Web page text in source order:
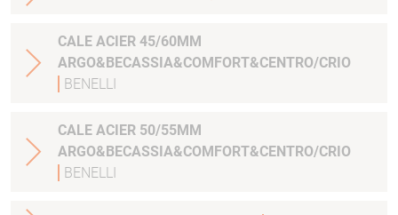
CALE ACIER 45/60MM
ARGO&BECASSIA&COMFORT&CENTRO/CRIO
BENELLI
CALE ACIER 50/55MM
ARGO&BECASSIA&COMFORT&CENTRO/CRIO
BENELLI